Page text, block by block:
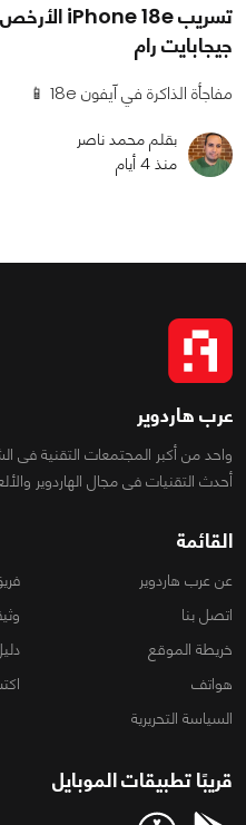
جيجابايت رام
مفاجأة الذاكرة في آيفون 18e 📱
بقلم محمد ناصر
منذ 4 أيام
عرب هاردوير
واحد من أكبر المجتمعات التقنية
أحدث التقنيات فى مجال الهاردوير
القائمة
عن عرب هاردوير
اتصل بنا
خريطة الموقع
هواتف
السياسة التحريرية
قريبًا تطبيقات الموبايل